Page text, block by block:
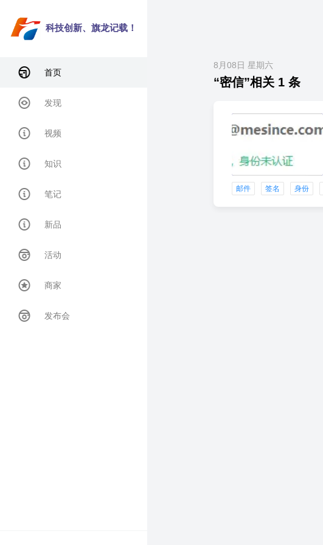
科技创新、旗龙记载！
首页
发现
视频
知识
笔记
新品
活动
商家
发布会
8月08日 星期六
“密信”相关 1 条
邮件 签名 身份